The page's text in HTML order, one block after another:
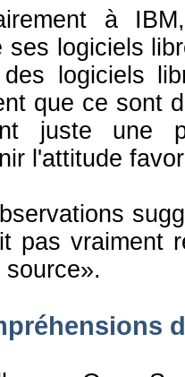
à
ses logiciels
des logiciels
que ce sont
juste une
l'attitude
pas vraiment
source».